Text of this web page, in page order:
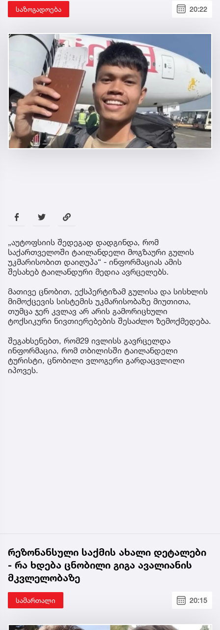
საზოგადოება 20:22
„აუტოფსიის შედეგად დადგინდა, რომ
საქართველოში ტაილანდელი მოგზაური გულის
უკმარისობით დაიღუპა“ - ინფორმაციას ამის
შესახებ ტაილანდური მედია ავრცელებს.
მათივე ცნობით, ექსპერტიზამ გულისა და სისხლის
მიმოქცევის სისტემის უკმარისობაზე მიუთითა,
თუმცა ჯერ კვლავ არ არის გამორიცხული
ტოქსიკური ნივთიერებების შესაძლო ზემოქმედება.
შეგახსენებთ, რომ29 ივლისს გავრცელდა
ინფორმაცია, რომ თბილისში ტაილანდელი
ტურისტი, ცნობილი ვლოგერი გარდაცვლილი
იპოვეს.
რეზონანსული საქმის ახალი დეტალები
- რა ხდება ცნობილი გიგა ავალიანის
მკვლელობაზე
სამართალი 20:15